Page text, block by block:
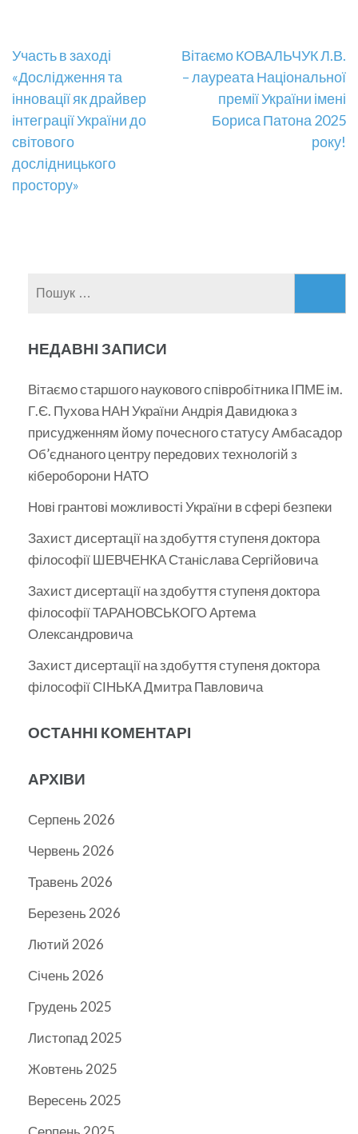
Навігація
записів
Участь в заході
«Дослідження та
інновації як драйвер
інтеграції України до
світового
дослідницького
простору»
Вітаємо КОВАЛЬЧУК Л.В.
– лауреата Національної
премії України імені
Бориса Патона 2025
року!
НЕДАВНІ ЗАПИСИ
Вітаємо старшого наукового співробітника ІПМЕ ім.
Г.Є. Пухова НАН України Андрія Давидюка з
присудженням йому почесного статусу Амбасадор
Об’єднаного центру передових технологій з
кібероборони НАТО
Нові грантові можливості України в сфері безпеки
Захист дисертації на здобуття ступеня доктора
філософії ШЕВЧЕНКА Станіслава Сергійовича
Захист дисертації на здобуття ступеня доктора
філософії ТАРАНОВСЬКОГО Артема
Олександровича
Захист дисертації на здобуття ступеня доктора
філософії СІНЬКА Дмитра Павловича
ОСТАННІ КОМЕНТАРІ
АРХІВИ
Серпень 2026
Червень 2026
Травень 2026
Березень 2026
Лютий 2026
Січень 2026
Грудень 2025
Листопад 2025
Жовтень 2025
Вересень 2025